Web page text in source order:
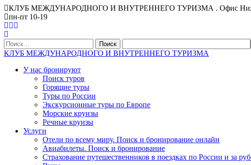
КЛУБ МЕЖДУНАРОДНОГО И ВНУТРЕННЕГО ТУРИЗМА . Офис Нижний
пн-пт 10-19
Найти:
КЛУБ МЕЖДУНАРОДНОГО И ВНУТРЕННЕГО ТУРИЗМА
У нас бронируют
Поиск туров
Горящие туры
Туры по России
Экскурсионные туры по Европе
Морские круизы
Речные круизы
Услуги
Отели по всему миру. Поиск и бронирование онлайн
Авиабилеты. Поиск и бронирование
Страхование путешественников в поездках по России и за